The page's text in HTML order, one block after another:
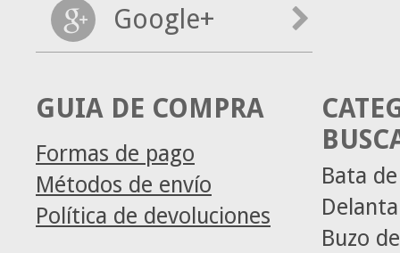
Google+
GUIA DE COMPRA
Formas de pago
Métodos de envío
Política de devoluciones
Bata
Buzo